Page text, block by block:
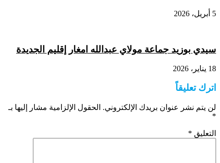
5 أبريل، 2026
سيدي بوزيد جماعة مولاي عبدالله امغار إقليم الجديدة
18 يناير، 2026
اترك تعليقاً
لن يتم نشر عنوان بريدك الإلكتروني. الحقول الإلزامية مشار إليها بـ
*
التعليق *